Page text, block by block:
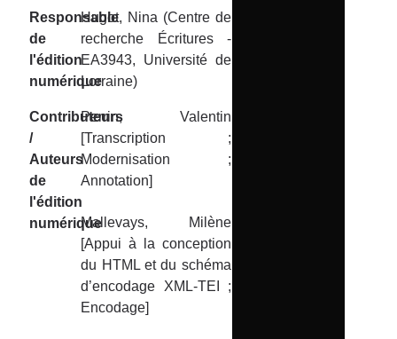
Responsable
de
l'édition
numérique
Hugot, Nina (Centre de
recherche Écritures -
EA3943, Université de
Lorraine)
Contributeurs
/
Auteurs
de
l'édition
numérique
Perrin, Valentin
[Transcription ;
Modernisation ;
Annotation]
Mallevays, Milène
[Appui à la conception
du HTML et du schéma
d’encodage XML-TEI ;
Encodage]